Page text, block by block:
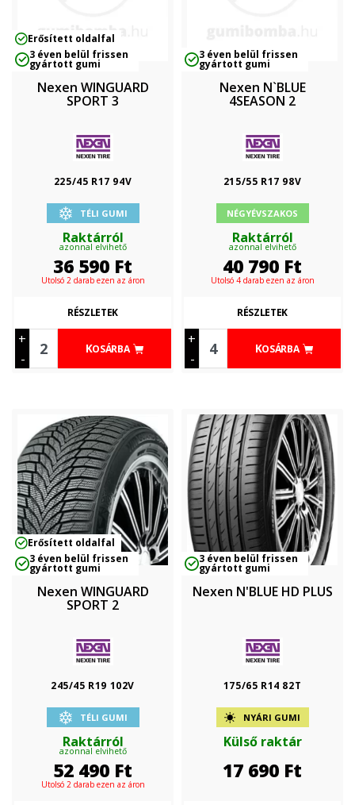
Erősített oldalfal
3 éven belül frissen
gyártott gumi
Nexen WINGUARD
SPORT 3
225/45 R17 94V
TÉLI GUMI
Raktárról
azonnal elvihető
36 590 Ft
Utolsó 2 darab ezen az áron
+
-
KOSÁRBA
RÉSZLETEK
3 éven belül frissen
gyártott gumi
Nexen N`BLUE
4SEASON 2
215/55 R17 98V
NÉGYÉVSZAKOS
Raktárról
azonnal elvihető
40 790 Ft
Utolsó 4 darab ezen az áron
+
-
KOSÁRBA
RÉSZLETEK
Erősített oldalfal
3 éven belül frissen
gyártott gumi
Nexen WINGUARD
SPORT 2
245/45 R19 102V
TÉLI GUMI
Raktárról
azonnal elvihető
52 490 Ft
Utolsó 2 darab ezen az áron
3 éven belül frissen
gyártott gumi
Nexen N'BLUE HD PLUS
175/65 R14 82T
NYÁRI GUMI
Külső raktár
17 690 Ft